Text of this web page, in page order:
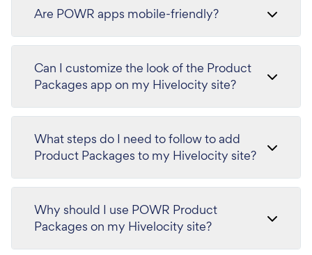
Are POWR apps mobile-friendly?
Can I customize the look of the Product
Packages app on my Hivelocity site?
What steps do I need to follow to add
Product Packages to my Hivelocity site?
Why should I use POWR Product
Packages on my Hivelocity site?